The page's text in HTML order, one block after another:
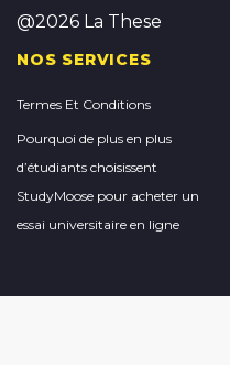
@2026 La These
NOS SERVICES
Termes Et Conditions
Pourquoi de plus en plus
d’étudiants choisissent
StudyMoose pour acheter un
essai universitaire en ligne